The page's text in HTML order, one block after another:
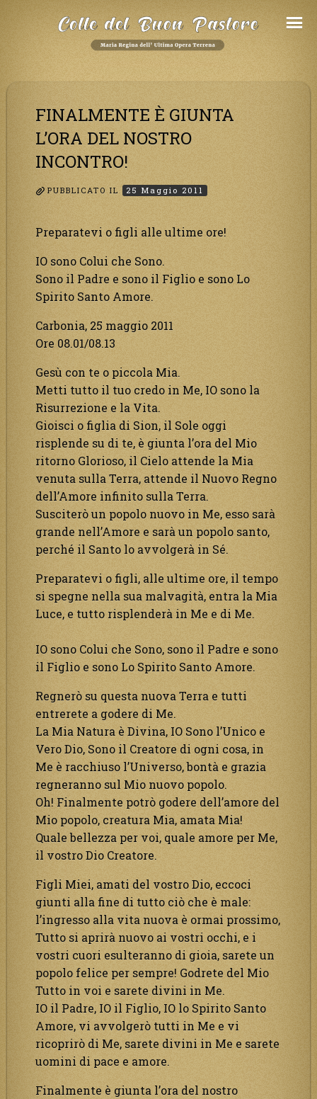
FINALMENTE È GIUNTA
L’ORA DEL NOSTRO
INCONTRO!
PUBBLICATO IL 25 Maggio 2011
Preparatevi o figli alle ultime ore!
IO sono Colui che Sono.
Sono il Padre e sono il Figlio e sono Lo
Spirito Santo Amore.
Carbonia, 25 maggio 2011
Ore 08.01/08.13
Gesù con te o piccola Mia.
Metti tutto il tuo credo in Me, IO sono la
Risurrezione e la Vita.
Gioisci o figlia di Sion, il Sole oggi
risplende su di te, è giunta l’ora del Mio
ritorno Glorioso, il Cielo attende la Mia
venuta sulla Terra, attende il Nuovo Regno
dell’Amore infinito sulla Terra.
Susciterò un popolo nuovo in Me, esso sarà
grande nell’Amore e sarà un popolo santo,
perché il Santo lo avvolgerà in Sé.
Preparatevi o figli, alle ultime ore, il tempo
si spegne nella sua malvagità, entra la Mia
Luce, e tutto risplenderà in Me e di Me.
IO sono Colui che Sono, sono il Padre e sono
il Figlio e sono Lo Spirito Santo Amore.
Regnerò su questa nuova Terra e tutti
entrerete a godere di Me.
La Mia Natura è Divina, IO Sono l’Unico e
Vero Dio, Sono il Creatore di ogni cosa, in
Me è racchiuso l’Universo, bontà e grazia
regneranno sul Mio nuovo popolo.
Oh! Finalmente potrò godere dell’amore del
Mio popolo, creatura Mia, amata Mia!
Quale bellezza per voi, quale amore per Me,
il vostro Dio Creatore.
Figli Miei, amati del vostro Dio, eccoci
giunti alla fine di tutto ciò che è male:
l’ingresso alla vita nuova è ormai prossimo,
Tutto si aprirà nuovo ai vostri occhi, e i
vostri cuori esulteranno di gioia, sarete un
popolo felice per sempre! Godrete del Mio
Tutto in voi e sarete divini in Me.
IO il Padre, IO il Figlio, IO lo Spirito Santo
Amore, vi avvolgerò tutti in Me e vi
ricoprirò di Me, sarete divini in Me e sarete
uomini di pace e amore.
Finalmente è giunta l’ora del nostro